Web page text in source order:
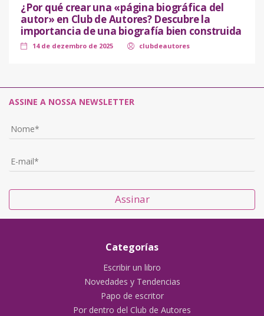
¿Por qué crear una «página biográfica del
autor» en Club de Autores? Descubre la
importancia de una biografía bien construida
14 de dezembro de 2025 clubdeautores
ASSINE A NOSSA NEWSLETTER
Assinar
Categorías
Escribir un libro
Novedades y Tendencias
Papo de escritor
Por dentro del Club de Autores